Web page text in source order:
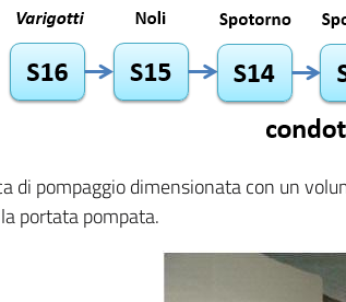
di pompaggio dimensionata con un
portata pompata.